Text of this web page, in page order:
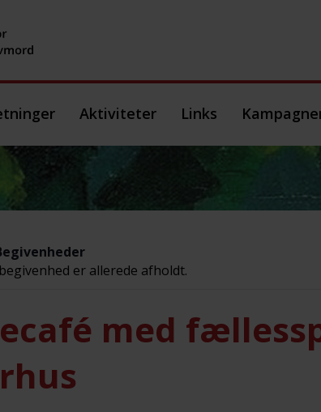
Aktiviteter Links
er allerede afholdt.
med